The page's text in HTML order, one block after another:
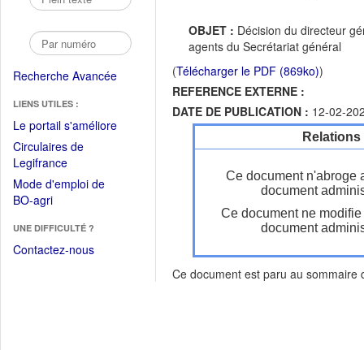
Recherche Avancée
LIENS UTILES :
Le portail s'améliore(Fichier
Circulaires de
Legifrance(Ouvrir
dans
une
fenêtre)
Mode d'emploi de
BO-agri(Ouvrir
une
nouvelle
UNE DIFFICULTÉ ?
Contactez-nous
OBJET : Décision du directeur
agents du Secrétariat général
(Télécharger le PDF (869ko))
REFERENCE EXTERNE :
DATE DE PUBLICATION : 12-02-
Ce document n'abroge
document
Ce document ne
document
Ce document est paru au sommaire